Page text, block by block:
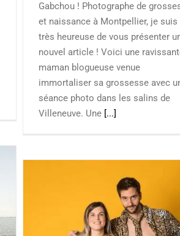
Gabchou ! Photographe de
et naissance à Montpellier, je suis
très heureuse de vous présenter
nouvel article ! Voici une
maman blogueuse venue
immortaliser sa grossesse avec
séance photo dans les salins de
Villeneuve. Une [...]
Séance photo de famille avec
photographe près de
et Sète : au bord de l’étang de
Bébé & Enfant